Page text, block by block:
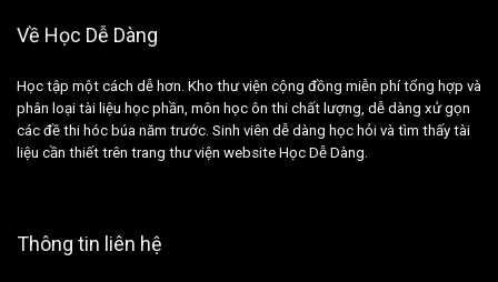
Về Học Dễ Dàng
Học tập một cách dễ hơn. Kho thư viện cộng đồng miễn phí tổng hợp và
phân loại tài liệu học phần, môn học ôn thi chất lượng, dễ dàng xử gọn
các đề thi hóc búa năm trước. Sinh viên dễ dàng học hỏi và tìm thấy tài
liệu cần thiết trên trang thư viện website Học Dễ Dàng.
Thông tin liên hệ